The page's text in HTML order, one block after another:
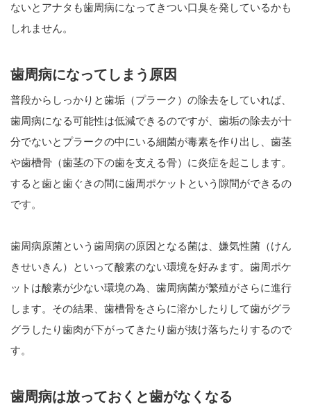
ないとアナタも歯周病になってきつい口臭を発しているかも
しれません。
歯周病になってしまう原因
普段からしっかりと歯垢（プラーク）の除去をしていれば、
歯周病になる可能性は低減できるのですが、歯垢の除去が十
分でないとプラークの中にいる細菌が毒素を作り出し、歯茎
や歯槽骨（歯茎の下の歯を支える骨）に炎症を起こします。
すると歯と歯ぐきの間に歯周ポケットという隙間ができるの
です。
歯周病原菌という歯周病の原因となる菌は、嫌気性菌（けん
きせいきん）といって酸素のない環境を好みます。歯周ポケ
ットは酸素が少ない環境の為、歯周病菌が繁殖がさらに進行
します。その結果、歯槽骨をさらに溶かしたりして歯がグラ
グラしたり歯肉が下がってきたり歯が抜け落ちたりするので
す。
歯周病は放っておくと歯がなくなる